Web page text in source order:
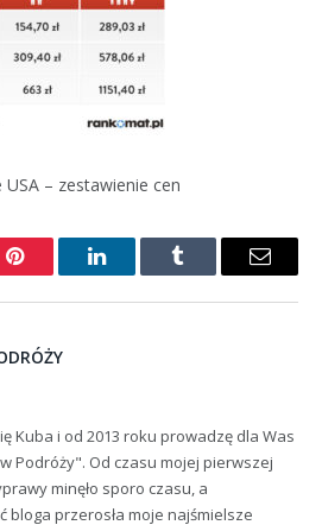
– zestawienie cen
Pinterest LinkedInTumblr Email
Kuba i od 2013 roku prowadzę dla Was
Podróży". Od czasu mojej pierwszej
minęło sporo czasu, a
bloga przerosła moje najśmielsze